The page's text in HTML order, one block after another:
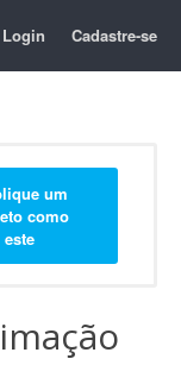
Login Cadastre-se
um
como
este